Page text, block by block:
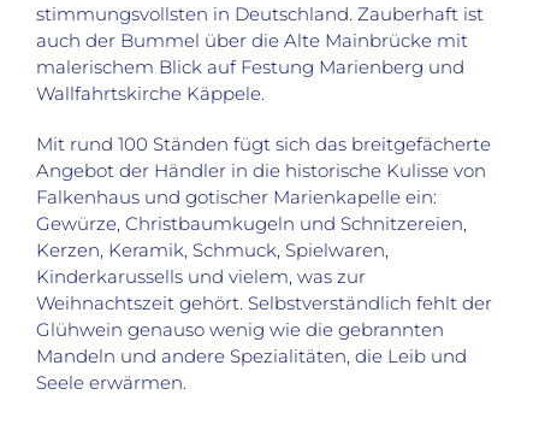
stimmungsvollsten in Deutschland. Zauberhaft ist
auch der Bummel über die Alte Mainbrücke mit
malerischem Blick auf Festung Marienberg und
Wallfahrtskirche Käppele.
Mit rund 100 Ständen fügt sich das breitgefächerte
Angebot der Händler in die historische Kulisse von
Falkenhaus und gotischer Marienkapelle ein:
Gewürze, Christbaumkugeln und Schnitzereien,
Kerzen, Keramik, Schmuck, Spielwaren,
Kinderkarussells und vielem, was zur
Weihnachtszeit gehört. Selbstverständlich fehlt der
Glühwein genauso wenig wie die gebrannten
Mandeln und andere Spezialitäten, die Leib und
Seele erwärmen.